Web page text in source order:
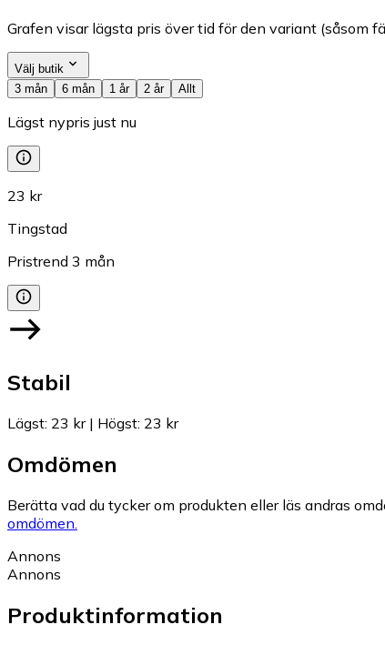
Grafen visar lägsta pris över tid för den variant (såsom
Välj butik
3 mån
6 mån 1 år 2 år Allt
Lägst nypris just nu
23 kr
Tingstad
Pristrend 3 mån
Stabil
Lägst: 23 kr| Högst: 23 kr
Omdömen
Berätta vad du tycker om produkten eller läs andras
omdömen.
Annons
Annons
Produktinformation